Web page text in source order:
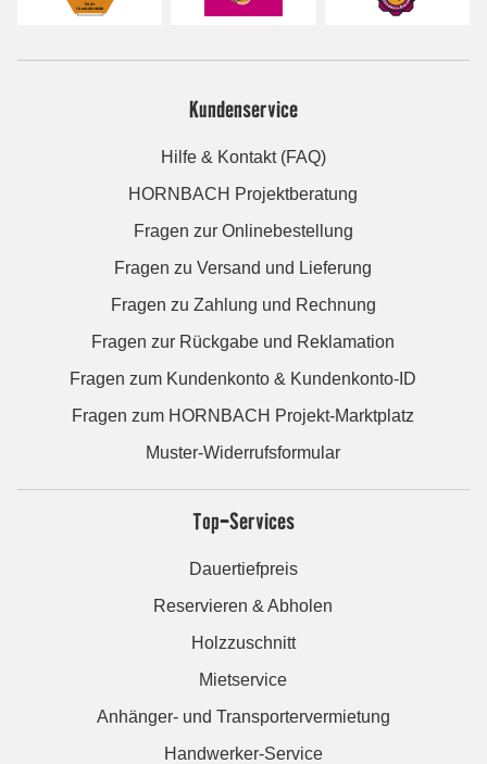
Kundenservice
Hilfe & Kontakt (FAQ)
HORNBACH Projektberatung
Fragen zur Onlinebestellung
Fragen zu Versand und Lieferung
Fragen zu Zahlung und Rechnung
Fragen zur Rückgabe und Reklamation
Fragen zum Kundenkonto & Kundenkonto-ID
Fragen zum HORNBACH Projekt-Marktplatz
Muster-Widerrufsformular
Top-Services
Dauertiefpreis
Reservieren & Abholen
Holzzuschnitt
Mietservice
Anhänger- und Transportervermietung
Handwerker-Service